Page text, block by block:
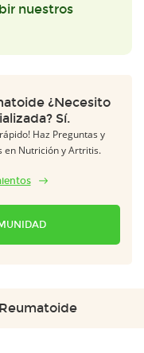
nuestros
¿Necesito
Sí.
Haz Preguntas y
en Nutrición y Artritis.